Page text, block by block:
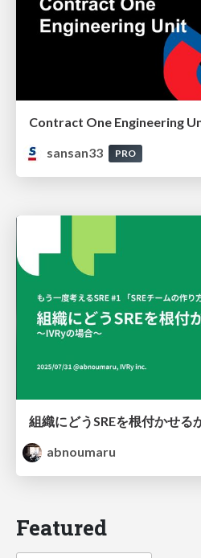
Contract One Engineering
sansan33
PRO
組織にどうSREを根付かせる
abnoumaru
Featured